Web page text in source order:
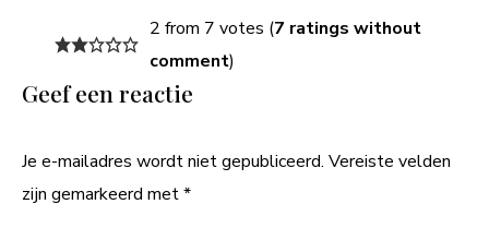
2 from 7 votes (7 ratings without
comment)
Geef een reactie
Je e-mailadres wordt niet gepubliceerd. Vereiste velden
zijn gemarkeerd met*